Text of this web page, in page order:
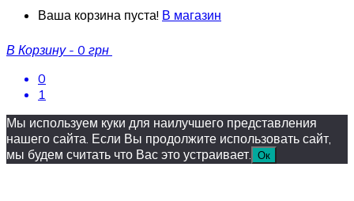
Ваша корзина пуста! В магазин
В Корзину - 0 грн
0
1
Мы используем куки для наилучшего представления
нашего сайта. Если Вы продолжите использовать сайт,
мы будем считать что Вас это устраивает.
Ок